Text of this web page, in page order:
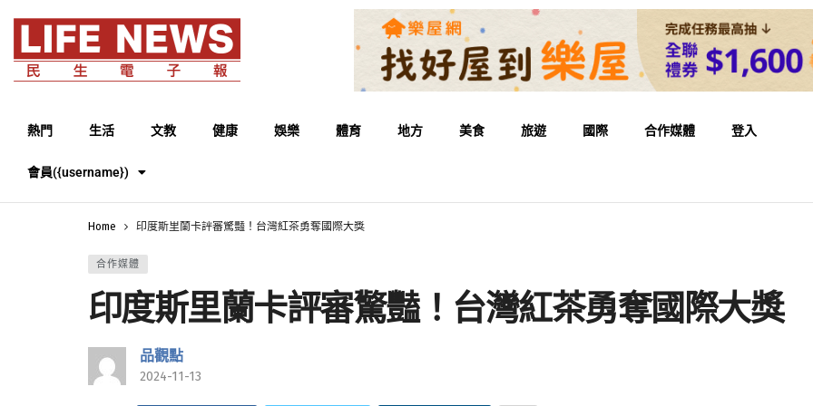
熱門 生活 文教 健康 娛樂 體育 地方 美食 旅遊 國際 合作媒體 登入
會員({username})
Home 印度斯里蘭卡評審驚豔！台灣紅茶勇奪國際大獎
合作媒體
印度斯里蘭卡評審驚豔！台灣紅茶勇奪國際大獎
品觀點
2024-11-13